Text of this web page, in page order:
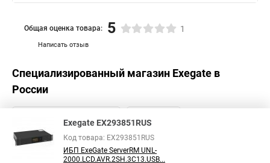
Написать отзыв
Общая оценка товара: 5 1
Специализированный магазин Exegate в
России
Exegate EX293851RUS
Код товара: EX293851RUS
ИБП ExeGate ServerRM UNL-
2000.LCD.AVR.2SH.3C13.USB...